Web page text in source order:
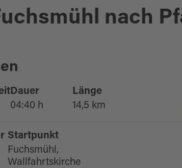
nach
Dauer
04:40 h
Länge
14,5 km
Startpunkt
Fuchsmühl,
Wallfahrtskirche